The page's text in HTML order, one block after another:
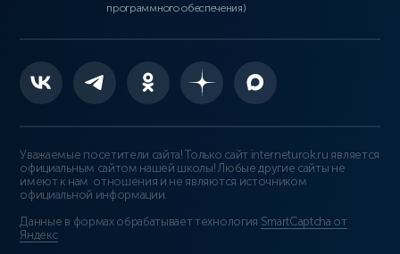
программного обеспечения)
Уважаемые посетители сайта! Только сайт interneturok.ru является
официальным сайтом нашей школы! Любые другие сайты не
имеют к нам отношения и не являются источником
официальной информации.
Данные в формах обрабатывает технология SmartCaptcha от
Яндекс